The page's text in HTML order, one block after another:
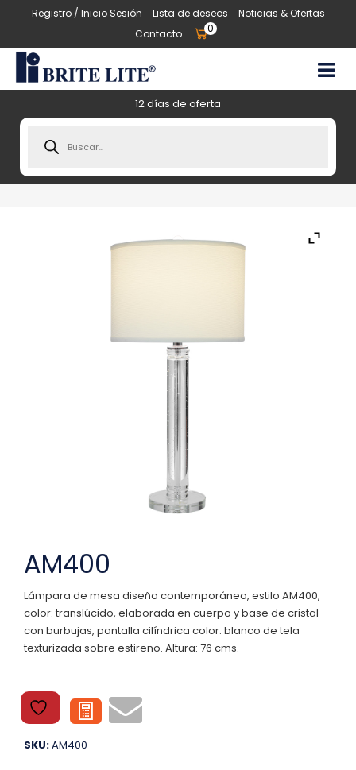
Registro / Inicio Sesión Lista de deseos
Noticias & Ofertas
Contacto
0
12 días de oferta
search
AM400
Lámpara de mesa diseño contemporáneo, estilo AM400,
color: translúcido, elaborada en cuerpo y base de cristal
con burbujas, pantalla cilíndrica color: blanco de tela
texturizada sobre estireno. Altura: 76 cms.
SKU:AM400